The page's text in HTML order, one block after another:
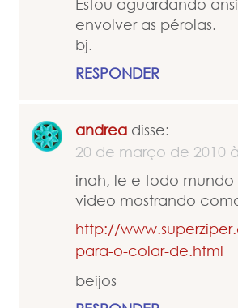
Estou aguardando
envolver as pérolas.
bj.
RESPONDER
andrea disse:
20 de março de 2010
inah, le e todo
video mostrando
http://
para-o-colar-de.html
beijos